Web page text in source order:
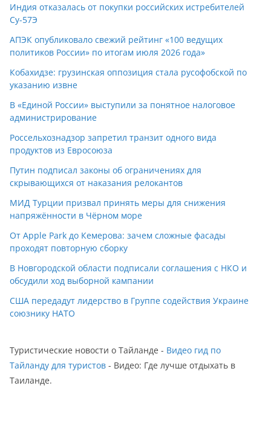
Индия отказалась от покупки российских истребителей
Су-57Э
АПЭК опубликовало свежий рейтинг «100 ведущих
политиков России» по итогам июля 2026 года»
Кобахидзе: грузинская оппозиция стала русофобской по
указанию извне
В «Единой России» выступили за понятное налоговое
администрирование
Россельхознадзор запретил транзит одного вида
продуктов из Евросоюза
Путин подписал законы об ограничениях для
скрывающихся от наказания релокантов
МИД Турции призвал принять меры для снижения
напряжённости в Чёрном море
От Apple Park до Кемерова: зачем сложные фасады
проходят повторную сборку
В Новгородской области подписали соглашения с НКО и
обсудили ход выборной кампании
США передадут лидерство в Группе содействия Украине
союзнику НАТО
Туристические новости о Тайланде - Видео гид по
Тайланду для туристов - Видео: Где лучше отдыхать в
Таиланде.